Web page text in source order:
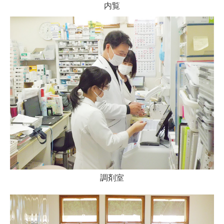
内覧
調剤室